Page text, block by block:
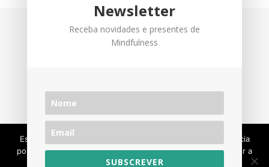
Política de Privacidade
Newsletter
Receba novidades e presentes de
Mindfulness
SUBSCREVER
Este site utiliza cookies para permitir uma melhor experiência
por parte do utilizador. Ao navegar no site estará a consentir a
sua utilização.